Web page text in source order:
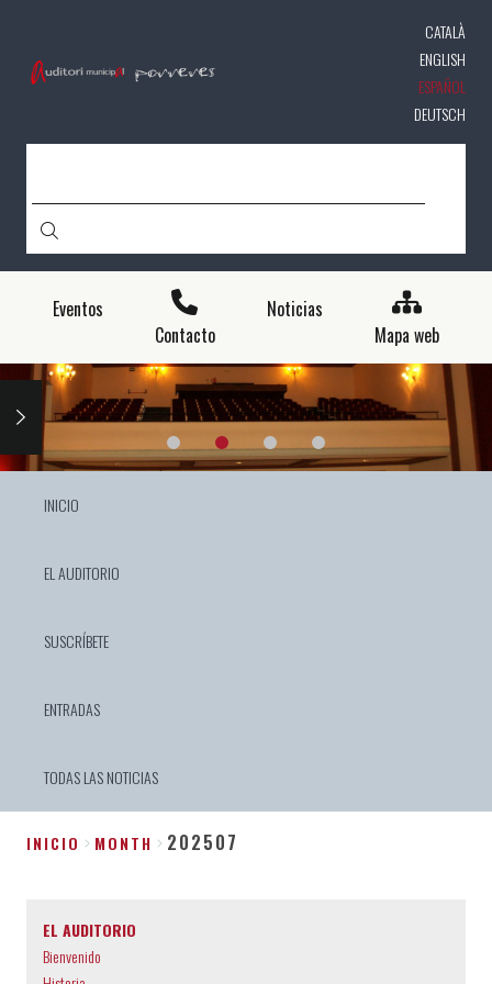
contenido
principal
CATALÀ
ENGLISH
ESPAÑOL
DEUTSCH
Eventos
Contacto
Noticias
Mapa web
INICIO
EL AUDITORIO
SUSCRÍBETE
ENTRADAS
TODAS LAS NOTICIAS
de
ayuda
INICIO MONTH 202507
EL AUDITORIO
Bienvenido